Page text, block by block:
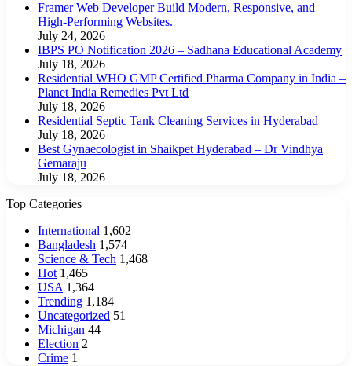
Framer Web Developer Build Modern, Responsive, and
High-Performing Websites.
July 24, 2026
IBPS PO Notification 2026 – Sadhana Educational Academy
July 18, 2026
Residential WHO GMP Certified Pharma Company in India –
Planet India Remedies Pvt Ltd
July 18, 2026
Residential Septic Tank Cleaning Services in Hyderabad
July 18, 2026
Best Gynaecologist in Shaikpet Hyderabad – Dr Vindhya
Gemaraju
July 18, 2026
Top Categories
International 1,602
Bangladesh 1,574
Science & Tech 1,468
Hot 1,465
USA 1,364
Trending 1,184
Uncategorized 51
Michigan 44
Election 2
Crime 1